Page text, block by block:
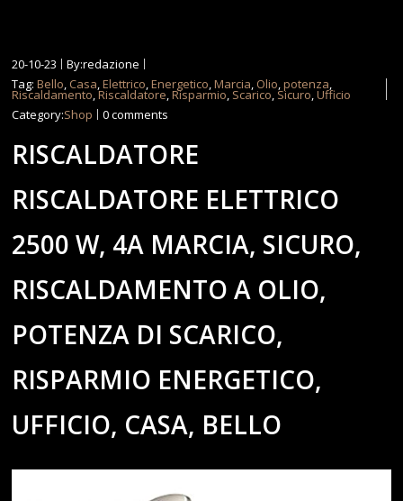
20-10-23
By:redazione
Tag:Bello, Casa,Elettrico,Energetico,Marcia, Olio,potenza,
Riscaldamento,Riscaldatore,Risparmio, Scarico, Sicuro,Ufficio
Category:Shop 0 comments
RISCALDATORE
RISCALDATORE ELETTRICO
2500 W, 4A MARCIA, SICURO,
RISCALDAMENTO A OLIO,
POTENZA DI SCARICO,
RISPARMIO ENERGETICO,
UFFICIO, CASA, BELLO